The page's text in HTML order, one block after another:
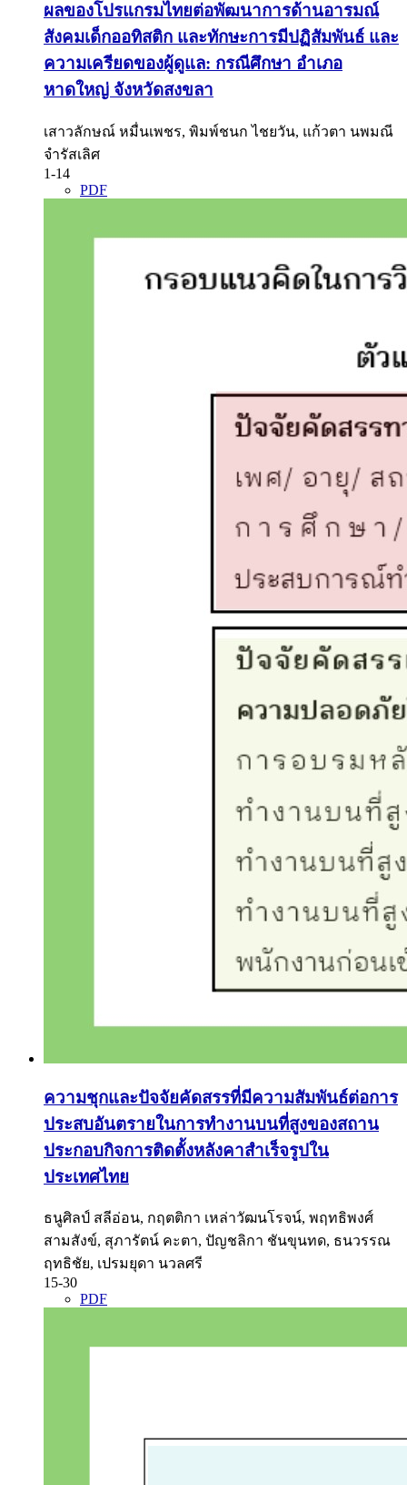
ผลของโปรแกรมไทยต่อพัฒนาการด้านอารมณ์
สังคมเด็กออทิสติก และทักษะการมีปฏิสัมพันธ์ และ
ความเครียดของผู้ดูแล: กรณีศึกษา อำเภอ
หาดใหญ่ จังหวัดสงขลา
เสาวลักษณ์ หมื่นเพชร, พิมพ์ชนก ไชยวัน, แก้วตา นพมณี
จำรัสเลิศ
1-14
PDF
ความชุกและปัจจัยคัดสรรที่มีความสัมพันธ์ต่อการ
ประสบอันตรายในการทำงานบนที่สูงของสถาน
ประกอบกิจการติดตั้งหลังคาสำเร็จรูปใน
ประเทศไทย
ธนูศิลป์ สลีอ่อน, กฤตติกา เหล่าวัฒนโรจน์, พฤทธิพงศ์
สามสังข์, สุภารัตน์ คะตา, ปัญชลิกา ชันขุนทด, ธนวรรณ
ฤทธิชัย, เปรมยุดา นวลศรี
15-30
PDF